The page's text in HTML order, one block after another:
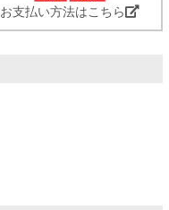
お支払い方法はこちら